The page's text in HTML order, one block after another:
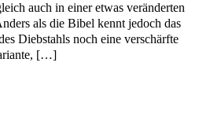
auch in einer etwas veränderten
als die Bibel kennt jedoch das
Diebstahls noch eine verschärfte
[…]